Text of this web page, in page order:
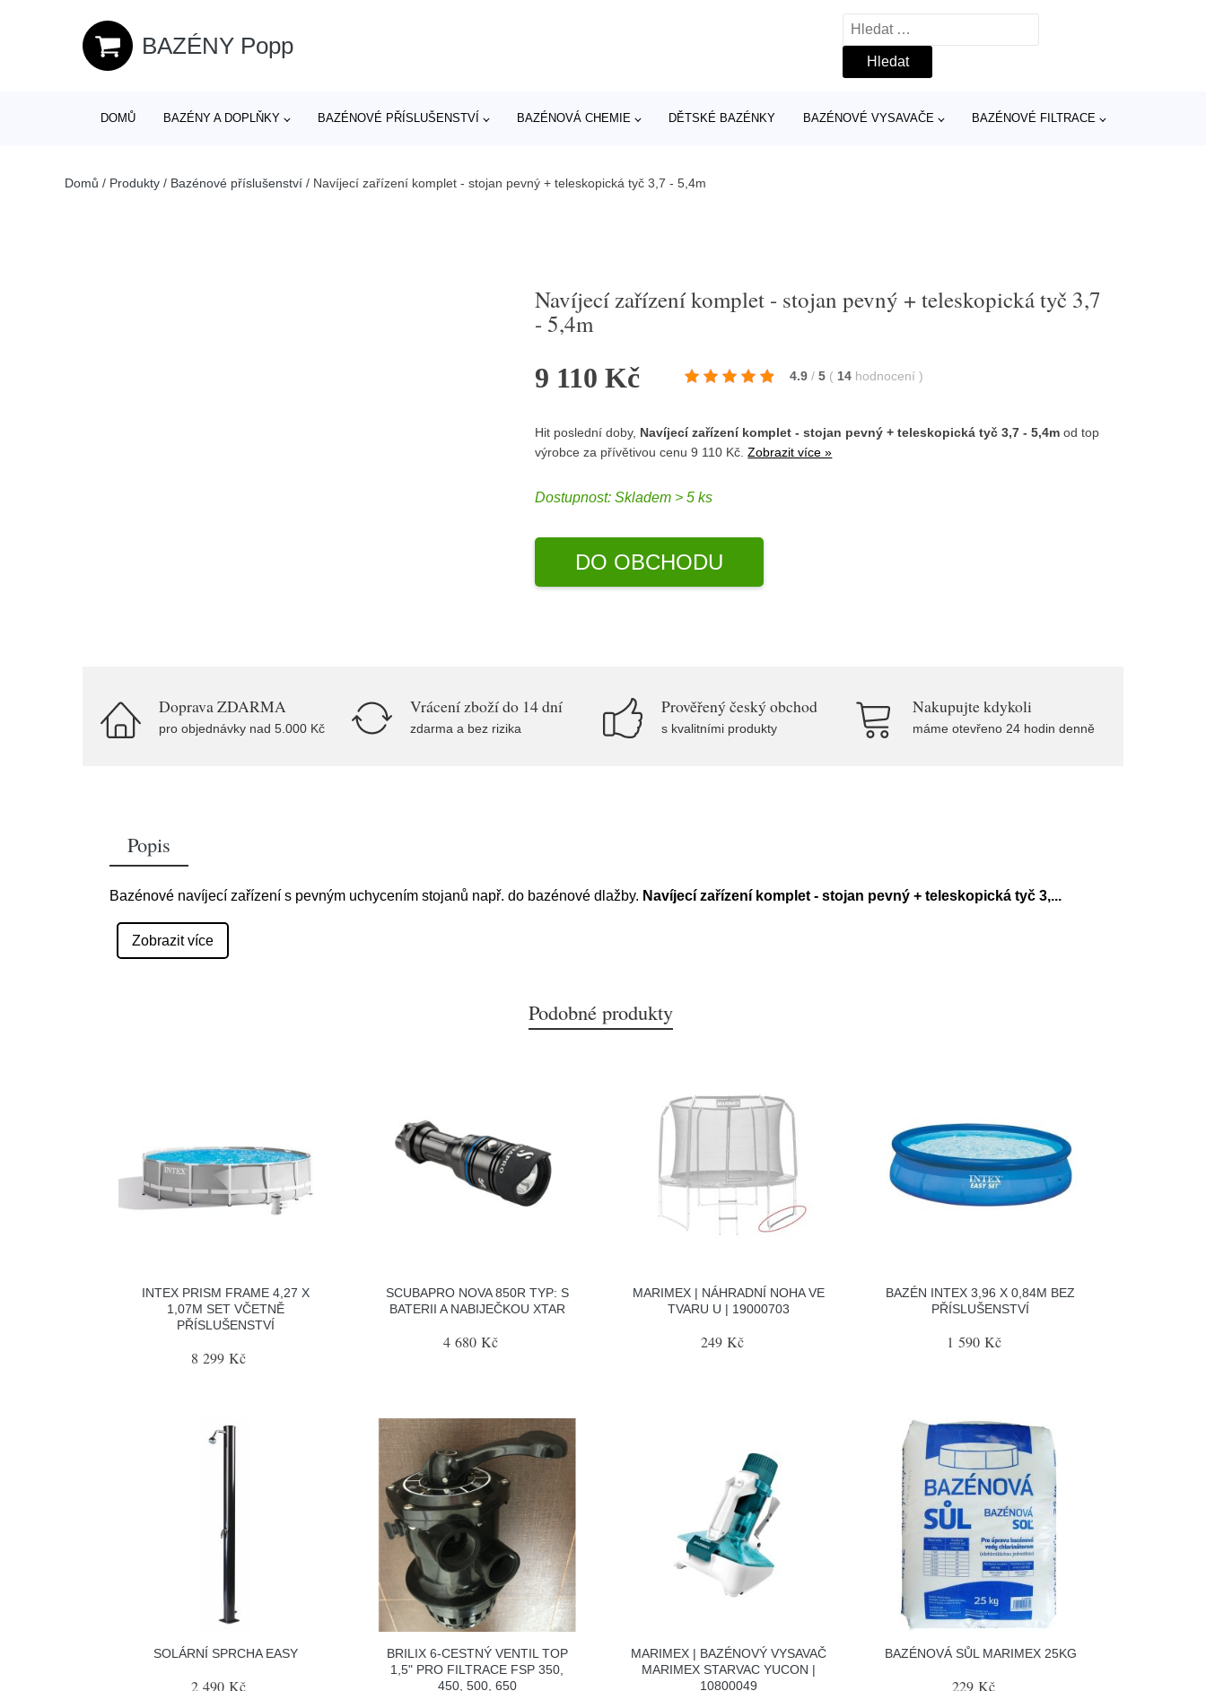
BAZÉNY Popp
Vyhledávání
DOMŮ BAZÉNY A DOPLŇKY BAZÉNOVÉ PŘÍSLUŠENSTVÍ BAZÉNOVÁ CHEMIE DĚTSKÉ BAZÉNKY BAZÉNOVÉ VYSAVAČE BAZÉNOVÉ FILTRACE
Domů / Produkty / Bazénové příslušenství / Navíjecí zařízení komplet - stojan pevný + teleskopická tyč 3,7 - 5,4m
Navíjecí zařízení komplet - stojan pevný + teleskopická tyč 3,7
- 5,4m
9 110 Kč 4.9 / 5 ( 14 hodnocení)
Hit poslední doby, Navíjecí zařízení komplet - stojan pevný + teleskopická tyč 3,7 - 5,4m od top
výrobceza přívětivou cenu 9 110 Kč.Zobrazit více »
Dostupnost:Skladem > 5 ks
DO OBCHODU
Doprava ZDARMA
pro objednávky nad 5.000 Kč
Vrácení zboží do 14 dní
zdarma a bez rizika
Prověřený český obchod
s kvalitními produkty
Nakupujte kdykoli
máme otevřeno 24 hodin denně
Popis
Bazénové navíjecí zařízení s pevným uchycením stojanů např. do bazénové dlažby. Navíjecí zařízení komplet - stojan pevný + teleskopická tyč 3,...
Zobrazit více
Podobné produkty
INTEX PRISM FRAME 4,27 X
1,07M SET VČETNĚ
PŘÍSLUŠENSTVÍ
8 299 Kč
SCUBAPRO NOVA 850R TYP: S
BATERII A NABIJEČKOU XTAR
4 680 Kč
MARIMEX | NÁHRADNÍ NOHA VE
TVARU U | 19000703
249 Kč
BAZÉN INTEX 3,96 X 0,84M BEZ
PŘÍSLUŠENSTVÍ
1 590 Kč
SOLÁRNÍ SPRCHA EASY
2 490 Kč
BRILIX 6-CESTNÝ VENTIL TOP
1,5" PRO FILTRACE FSP 350,
450, 500, 650
MARIMEX | BAZÉNOVÝ VYSAVAČ
MARIMEX STARVAC YUCON |
10800049
BAZÉNOVÁ SŮL MARIMEX 25KG
229 Kč